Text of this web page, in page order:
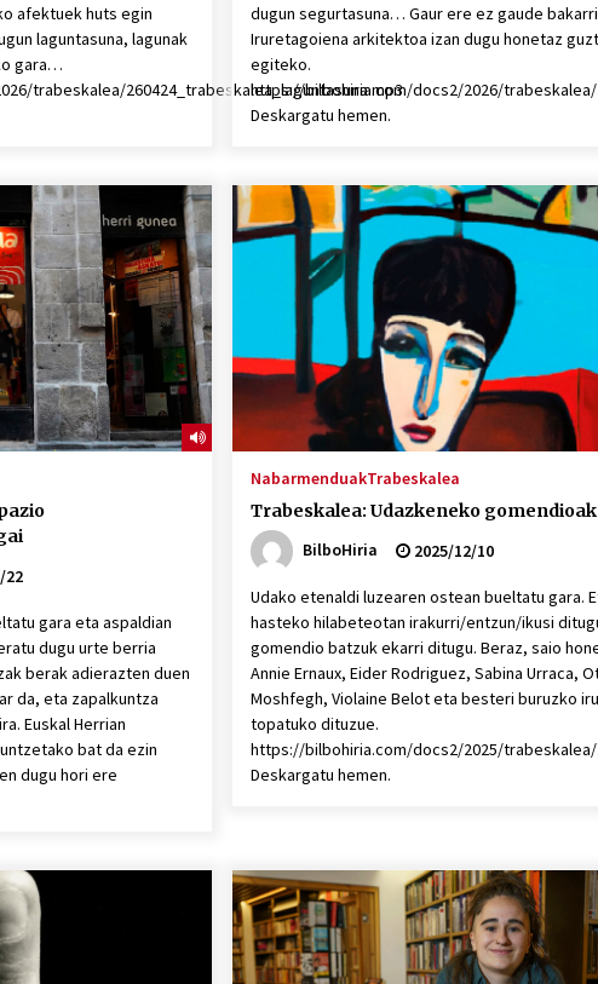
afektuek huts egin
laguntasuna, lagunak
gara…
trabeskalea/260424_trabeskalea_laguntasuna.mp3
dugun segurtasuna… Gaur ere ez gaude
Iruretagoiena arkitektoa izan dugu honetaz
egiteko.
https://bilbohiria.com/docs2/2026/
Deskargatu hemen.
22
gara eta aspaldian
dugu urte berria
berak adierazten duen
da, eta zapalkuntza
Euskal Herrian
bat da ezin
dugu hori ere
NabarmenduakTrabeskalea
Trabeskalea: Udazkeneko gomendioak
BilboHiria
2025/12/10
Udako etenaldi luzearen ostean bueltatu gara.
hasteko hilabeteotan irakurri/entzun/ikusi
gomendio batzuk ekarri ditugu. Beraz, saio
Annie Ernaux, Eider Rodriguez, Sabina Urraca,
Moshfegh, Violaine Belot eta besteri buruzko
topatuko dituzue.
https://bilbohiria.com/docs2/2025/
Deskargatu hemen.